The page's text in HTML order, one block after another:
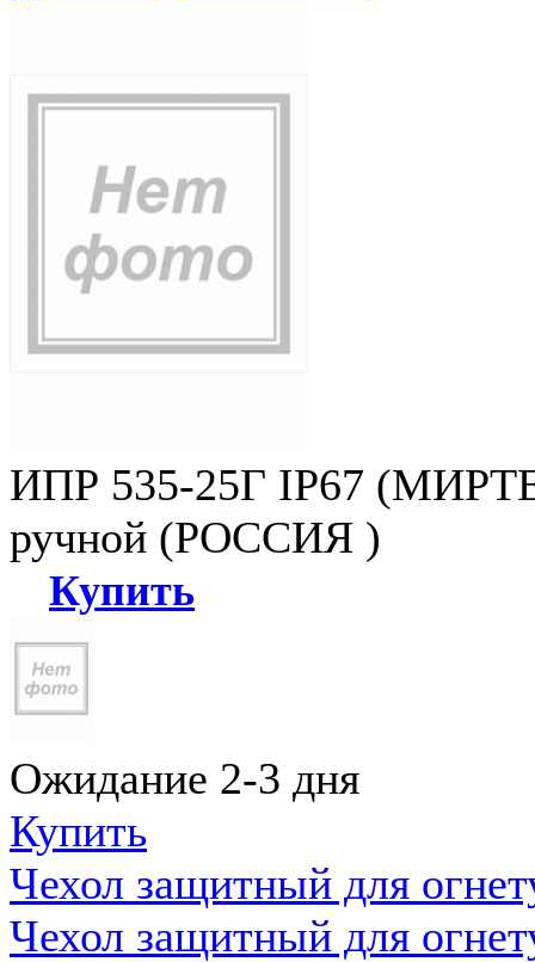
ИПР 535-25Г IP67
ручной (РОССИЯ )
Купить
Ожидание 2-3 дня
Купить
Чехол защитный для
Чехол защитный для